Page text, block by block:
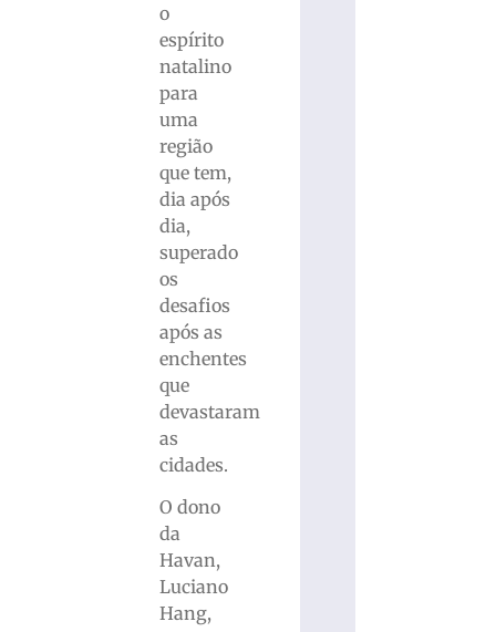
o
espírito
natalino
para
uma
região
que tem,
dia após
dia,
superado
os
desafios
após as
enchentes
que
devastaram
as
cidades.
O dono
da
Havan,
Luciano
Hang,